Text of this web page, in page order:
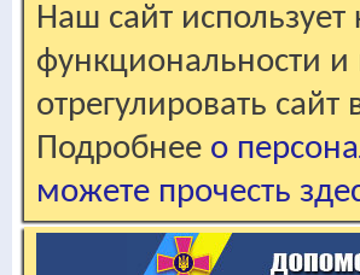
Наш сайт
функциональности
отрегулировать
Подробнее о
можете прочесть